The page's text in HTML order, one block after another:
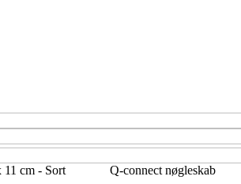
cm - Sort Q-connect nøgleskab